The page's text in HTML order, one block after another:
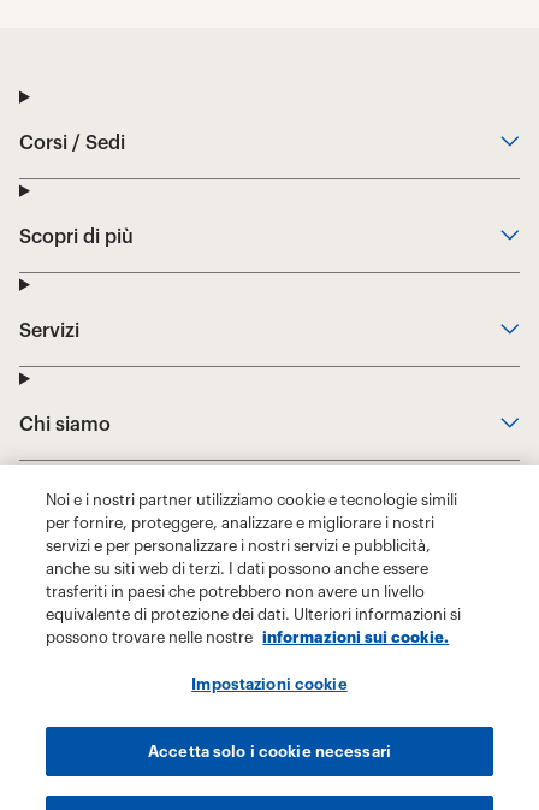
Noi e i nostri partner utilizziamo cookie e tecnologie simili
per fornire, proteggere, analizzare e migliorare i nostri
servizi e per personalizzare i nostri servizi e pubblicità,
anche su siti web di terzi. I dati possono anche essere
trasferiti in paesi che potrebbero non avere un livello
equivalente di protezione dei dati. Ulteriori informazioni si
possono trovare nelle nostre
informazioni sui cookie.
Impostazioni cookie
Accetta solo i cookie necessari